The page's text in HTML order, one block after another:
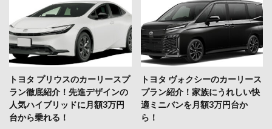
トヨタ プリウスのカーリースプ
ラン徹底紹介！先進デザインの
人気ハイブリッドに月額3万円
台から乗れる！
トヨタ ヴォクシーのカーリース
プラン紹介！家族にうれしい快
適ミニバンを月額3万円台か
ら！